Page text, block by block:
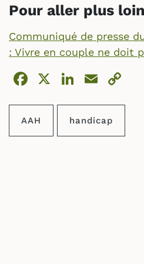
Pour aller plus
Communiqué de presse
: Vivre en couple ne doit
Facebook
X LinkedIn
Email
AAH handicap